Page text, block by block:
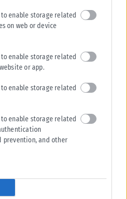
enable storage related
on web or device
enable storage related
or app.
enable storage related
enable storage related
and other